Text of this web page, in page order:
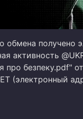
обмена получено
активность
про безпеку.pdf"
(электронный